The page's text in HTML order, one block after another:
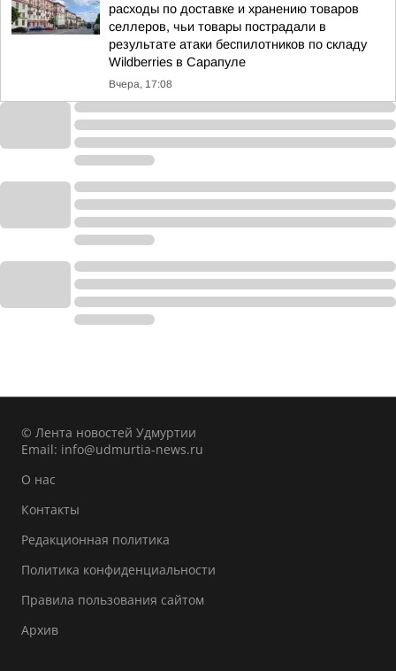
расходы по доставке и хранению товаров
селлеров, чьи товары пострадали в
результате атаки беспилотников по складу
Wildberries в Сарапуле
Вчера, 17:08
© Лента новостей Удмуртии
Email: info@udmurtia-news.ru
О нас
Контакты
Редакционная политика
Политика конфиденциальности
Правила пользования сайтом
Архив